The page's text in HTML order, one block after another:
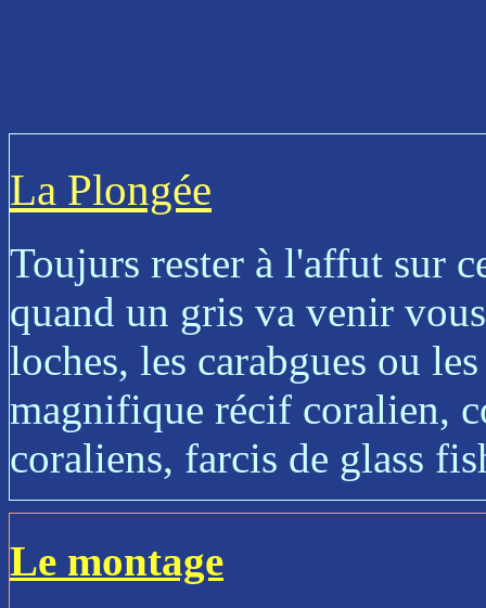
La Plongée
Toujurs rester à l'affut sur
quand un gris va venir
loches, les carabgues ou
magnifique récif coralien,
coraliens, farcis de glass
Le montage